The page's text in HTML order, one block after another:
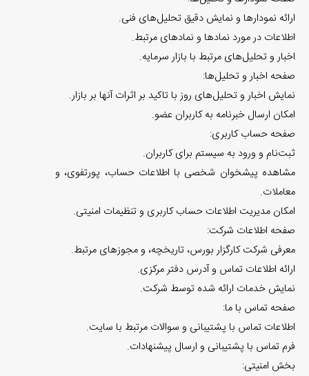
ارائه نمودارها و نمایش دقیق تحلیل‌های فنی.
اطلاعات در مورد نمادها و نمادهای مرتبط.
اخبار و تحلیل‌های مرتبط با بازار سرمایه.
صفحه اخبار و تحلیل‌ها:
نمایش اخبار و تحلیل‌های روز با تاکید بر اثرات آنها بر بازار.
امکان ارسال خبرنامه به کاربران عضو.
صفحه حساب کاربری:
ثبت‌نام و ورود به سیستم برای کاربران.
مشاهده پیشخوان شخصی با اطلاعات حساب، پورتفوی، و
معاملات.
امکان مدیریت اطلاعات حساب کاربری و تنظیمات امنیتی.
صفحه اطلاعات شرکت:
معرفی شرکت کارگزار بورس، تاریخچه، و مجوزهای مرتبط.
ارائه اطلاعات تماس و آدرس دفتر مرکزی.
نمایش خدمات ارائه شده توسط شرکت.
صفحه تماس با ما:
اطلاعات تماس با پشتیبانی و سوالات مرتبط با سایت.
فرم تماس با پشتیبانی و ارسال پیشنهادات.
بخش امنیتی: